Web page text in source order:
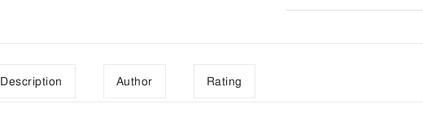
Description Author Rating